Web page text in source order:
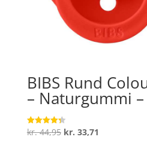
BIBS Rund
– Naturgummi
Vurderet
4.3
kr.44,95 Den
kr. 33,71